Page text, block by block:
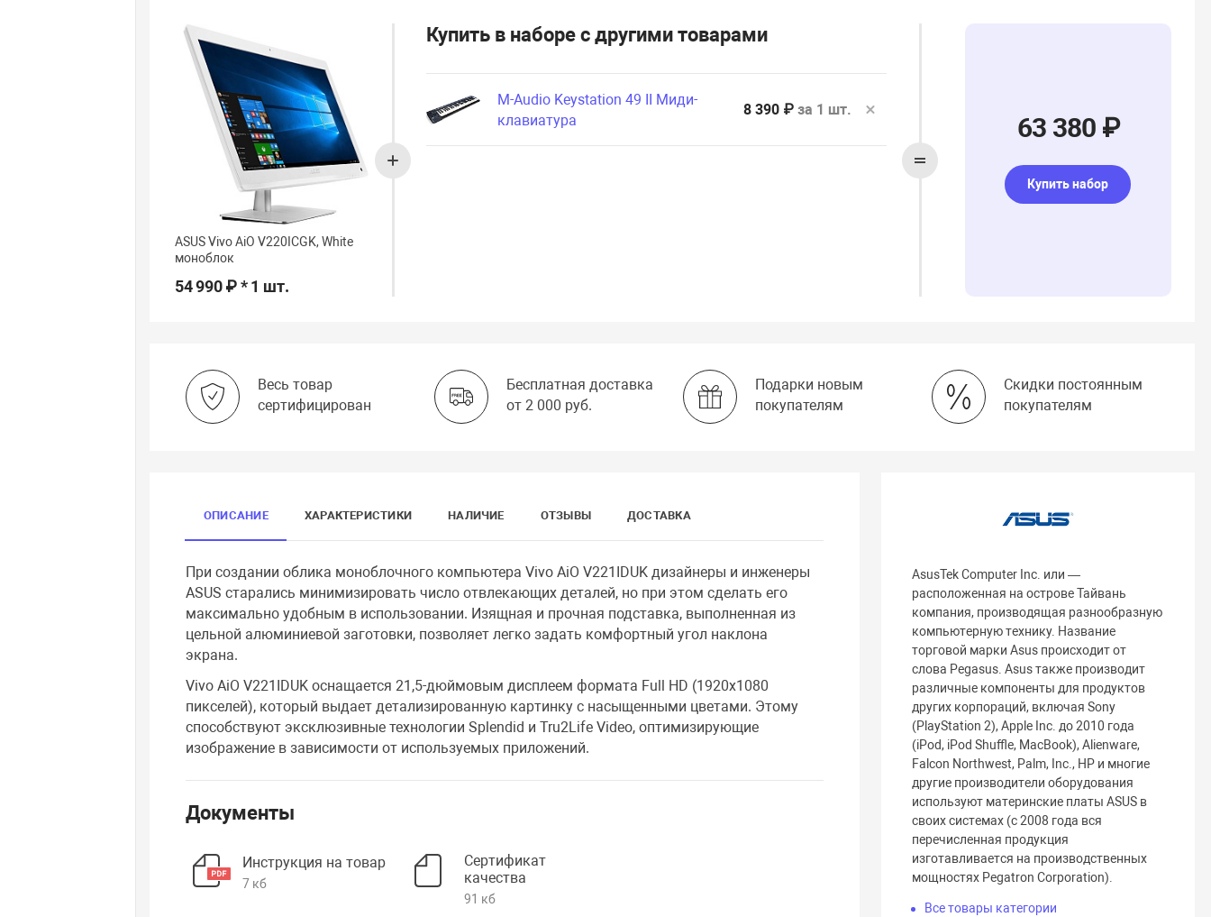
ASUS Vivo AiO V220ICGK, White
моноблок
54 990 ₽ * 1 шт.
Купить в наборе с другими товарами
M-Audio Keystation 49 II Миди-
клавиатура
8 390 ₽за 1 шт.
63 380 ₽
Купить набор
Весь товар
сертифицирован
Бесплатная доставка
от 2 000 руб.
Подарки новым
покупателям
Скидки постоянным
покупателям
ОПИСАНИЕ ХАРАКТЕРИСТИКИ НАЛИЧИЕ ОТЗЫВЫ ДОСТАВКА
При создании облика моноблочного компьютера Vivo AiO V221IDUK дизайнеры и инженеры
ASUS старались минимизировать число отвлекающих деталей, но при этом сделать его
максимально удобным в использовании. Изящная и прочная подставка, выполненная из
цельной алюминиевой заготовки, позволяет легко задать комфортный угол наклона
экрана.
Vivo AiO V221IDUK оснащается 21,5-дюймовым дисплеем формата Full HD (1920х1080
пикселей), который выдает детализированную картинку с насыщенными цветами. Этому
способствуют эксклюзивные технологии Splendid и Tru2Life Video, оптимизирующие
изображение в зависимости от используемых приложений.
Документы
Инструкция на товар
7 кб
Сертификат
качества
91 кб
AsusTek Computer Inc. или —
расположенная на острове Тайвань
компания, производящая разнообразную
компьютерную технику. Название
торговой марки Asus происходит от
слова Pegasus. Asus также производит
различные компоненты для продуктов
других корпораций, включая Sony
(PlayStation 2), Apple Inc. до 2010 года
(iPod, iPod Shuffle, MacBook), Alienware,
Falcon Northwest, Palm, Inc., HP и многие
другие производители оборудования
используют материнские платы ASUS в
своих системах (c 2008 года вся
перечисленная продукция
изготавливается на производственных
мощностях Pegatron Corporation).
Все товары категории